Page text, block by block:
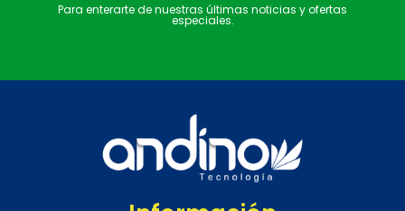
Para enterarte de nuestras últimas noticias y ofertas
especiales.